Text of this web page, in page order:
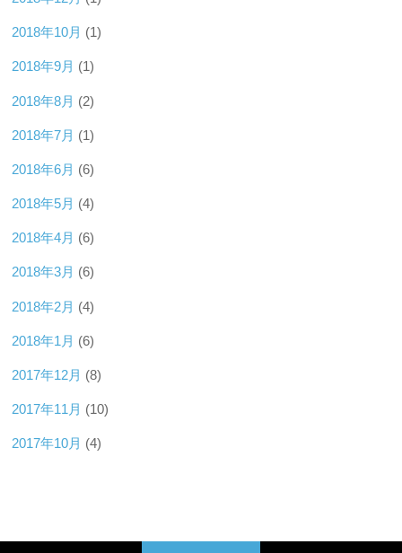
2018年10月 (1)
2018年9月 (1)
2018年8月 (2)
2018年7月 (1)
2018年6月 (6)
2018年5月 (4)
2018年4月 (6)
2018年3月 (6)
2018年2月 (4)
2018年1月 (6)
2017年12月 (8)
2017年11月 (10)
2017年10月 (4)